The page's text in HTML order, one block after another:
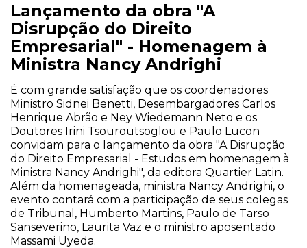
Lançamento da obra "A
Disrupção do Direito
Empresarial" - Homenagem à
Ministra Nancy Andrighi
É com grande satisfação que os coordenadores
Ministro Sidnei Benetti, Desembargadores Carlos
Henrique Abrão e Ney Wiedemann Neto e os
Doutores Irini Tsouroutsoglou e Paulo Lucon
convidam para o lançamento da obra "A Disrupção
do Direito Empresarial - Estudos em homenagem à
Ministra Nancy Andrighi", da editora Quartier Latin.
Além da homenageada, ministra Nancy Andrighi, o
evento contará com a participação de seus colegas
de Tribunal, Humberto Martins, Paulo de Tarso
Sanseverino, Laurita Vaz e o ministro aposentado
Massami Uyeda.